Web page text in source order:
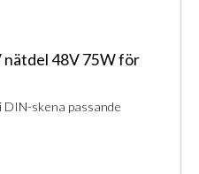
48V 75W för
DIN-skena passande